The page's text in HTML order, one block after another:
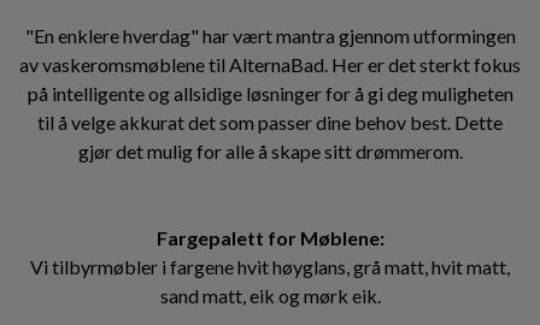
"En enklere hverdag" har vært mantra gjennom utformingen
av vaskeromsmøblene til AlternaBad. Her er det sterkt fokus
på intelligente og allsidige løsninger for å gi deg muligheten
til å velge akkurat det som passer dine behov best. Dette
gjør det mulig for alle å skape sitt drømmerom.
Fargepalett for Møblene:
Vi tilbyrmøbler i fargene hvit høyglans, grå matt, hvit matt,
sand matt, eik og mørk eik.